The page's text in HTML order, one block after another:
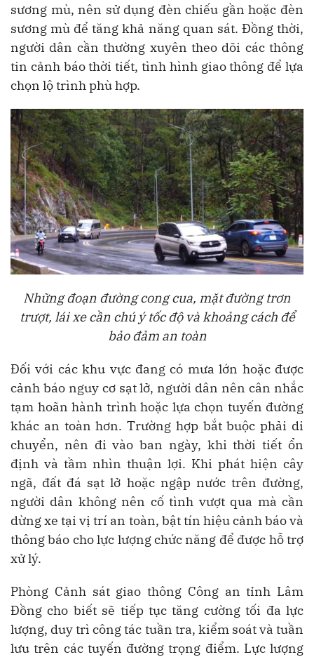
sương mù, nên sử dụng đèn chiếu gần hoặc đèn
sương mù để tăng khả năng quan sát. Đồng thời,
người dân cần thường xuyên theo dõi các thông
tin cảnh báo thời tiết, tình hình giao thông để lựa
chọn lộ trình phù hợp.
Những đoạn đường cong cua, mặt đường trơn
trượt, lái xe cần chú ý tốc độ và khoảng cách để
bảo đảm an toàn
Đối với các khu vực đang có mưa lớn hoặc được
cảnh báo nguy cơ sạt lở, người dân nên cân nhắc
tạm hoãn hành trình hoặc lựa chọn tuyến đường
khác an toàn hơn. Trường hợp bắt buộc phải di
chuyển, nên đi vào ban ngày, khi thời tiết ổn
định và tầm nhìn thuận lợi. Khi phát hiện cây
ngã, đất đá sạt lở hoặc ngập nước trên đường,
người dân không nên cố tình vượt qua mà cần
dừng xe tại vị trí an toàn, bật tín hiệu cảnh báo và
thông báo cho lực lượng chức năng để được hỗ trợ
xử lý.
Phòng Cảnh sát giao thông Công an tỉnh Lâm
Đồng cho biết sẽ tiếp tục tăng cường tối đa lực
lượng, duy trì công tác tuần tra, kiểm soát và tuần
lưu trên các tuyến đường trọng điểm. Lực lượng